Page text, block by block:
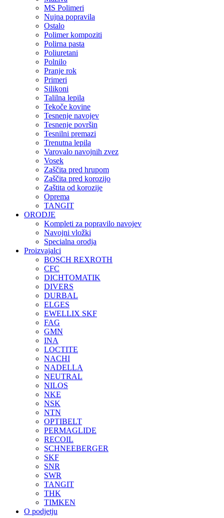
MS Polimeri
Nujna popravila
Ostalo
Polimer kompoziti
Polirna pasta
Poliuretani
Polnilo
Pranje rok
Primeri
Silikoni
Talilna lepila
Tekoče kovine
Tesnenje navojev
Tesnenje površin
Tesnilni premazi
Trenutna lepila
Varovalo navojnih zvez
Vosek
Zaščita pred hrupom
Zaščita pred korozijo
Zaštita od korozije
Oprema
TANGIT
ORODJE
Kompleti za popravilo navojev
Navojni vložki
Specialna orodja
Proizvajalci
BOSCH REXROTH
CFC
DICHTOMATIK
DIVERS
DURBAL
ELGES
EWELLIX SKF
FAG
GMN
INA
LOCTITE
NACHI
NADELLA
NEUTRAL
NILOS
NKE
NSK
NTN
OPTIBELT
PERMAGLIDE
RECOIL
SCHNEEBERGER
SKF
SNR
SWR
TANGIT
THK
TIMKEN
O podjetju